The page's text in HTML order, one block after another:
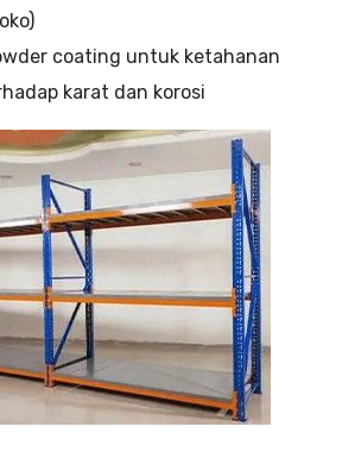
coating untuk ketahanan
karat dan korosi